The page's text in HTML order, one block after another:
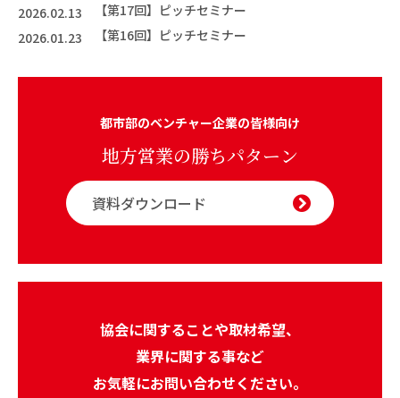
2026.02.13
【第17回】ピッチセミナー
2026.01.23
【第16回】ピッチセミナー
都市部のベンチャー企業の皆様向け
地方営業の勝ちパターン
資料ダウンロード
協会に関することや取材希望、
業界に関する事など
お気軽にお問い合わせください。